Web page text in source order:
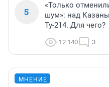
5
«Только
шум»: над
Ту-214. Для чего?
12 140 3
МНЕНИЕ